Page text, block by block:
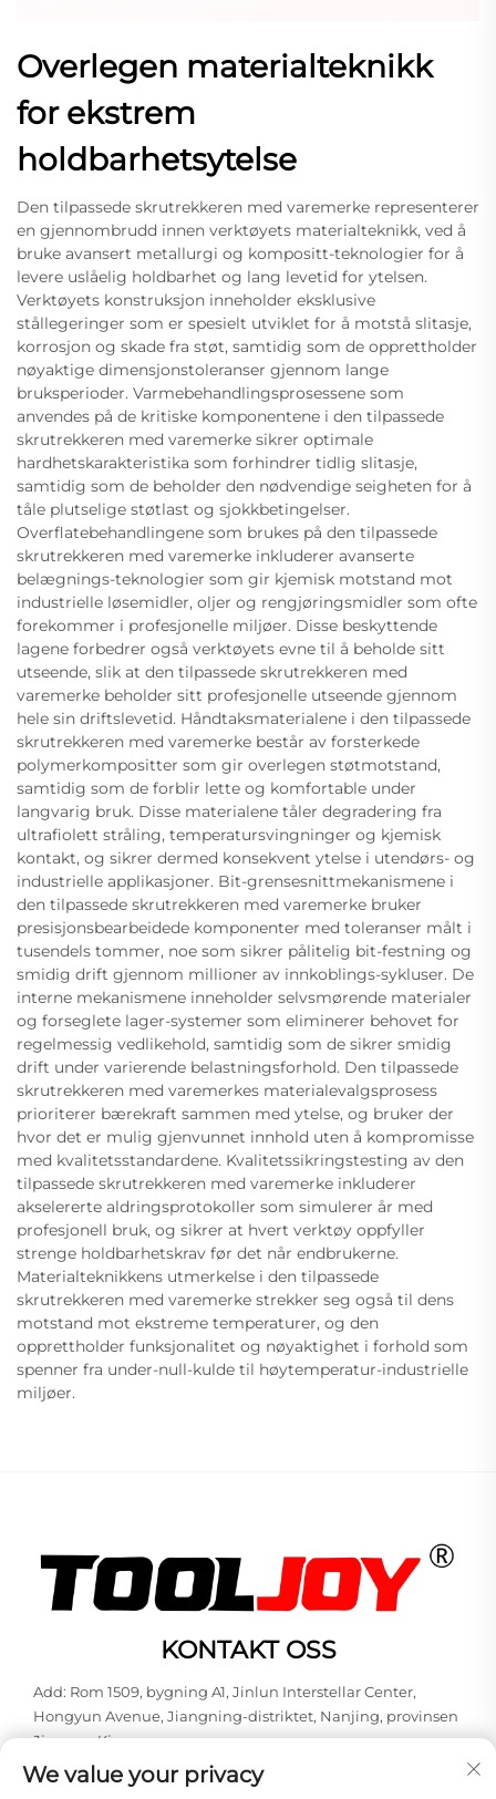
Overlegen materialteknikk
for ekstrem
holdbarhetsytelse
Den tilpassede skrutrekkeren med varemerke representerer
en gjennombrudd innen verktøyets materialteknikk, ved å
bruke avansert metallurgi og kompositt-teknologier for å
levere uslåelig holdbarhet og lang levetid for ytelsen.
Verktøyets konstruksjon inneholder eksklusive
stållegeringer som er spesielt utviklet for å motstå slitasje,
korrosjon og skade fra støt, samtidig som de opprettholder
nøyaktige dimensjonstoleranser gjennom lange
bruksperioder. Varmebehandlingsprosessene som
anvendes på de kritiske komponentene i den tilpassede
skrutrekkeren med varemerke sikrer optimale
hardhetskarakteristika som forhindrer tidlig slitasje,
samtidig som de beholder den nødvendige seigheten for å
tåle plutselige støtlast og sjokkbetingelser.
Overflatebehandlingene som brukes på den tilpassede
skrutrekkeren med varemerke inkluderer avanserte
belægnings-teknologier som gir kjemisk motstand mot
industrielle løsemidler, oljer og rengjøringsmidler som ofte
forekommer i profesjonelle miljøer. Disse beskyttende
lagene forbedrer også verktøyets evne til å beholde sitt
utseende, slik at den tilpassede skrutrekkeren med
varemerke beholder sitt profesjonelle utseende gjennom
hele sin driftslevetid. Håndtaksmaterialene i den tilpassede
skrutrekkeren med varemerke består av forsterkede
polymerkompositter som gir overlegen støtmotstand,
samtidig som de forblir lette og komfortable under
langvarig bruk. Disse materialene tåler degradering fra
ultrafiolett stråling, temperatursvingninger og kjemisk
kontakt, og sikrer dermed konsekvent ytelse i utendørs- og
industrielle applikasjoner. Bit-grensesnittmekanismene i
den tilpassede skrutrekkeren med varemerke bruker
presisjonsbearbeidede komponenter med toleranser målt i
tusendels tommer, noe som sikrer pålitelig bit-festning og
smidig drift gjennom millioner av innkoblings-sykluser. De
interne mekanismene inneholder selvsmørende materialer
og forseglete lager-systemer som eliminerer behovet for
regelmessig vedlikehold, samtidig som de sikrer smidig
drift under varierende belastningsforhold. Den tilpassede
skrutrekkeren med varemerkes materialevalgsprosess
prioriterer bærekraft sammen med ytelse, og bruker der
hvor det er mulig gjenvunnet innhold uten å kompromisse
med kvalitetsstandardene. Kvalitetssikringstesting av den
tilpassede skrutrekkeren med varemerke inkluderer
akselererte aldringsprotokoller som simulerer år med
profesjonell bruk, og sikrer at hvert verktøy oppfyller
strenge holdbarhetskrav før det når endbrukerne.
Materialteknikkens utmerkelse i den tilpassede
skrutrekkeren med varemerke strekker seg også til dens
motstand mot ekstreme temperaturer, og den
opprettholder funksjonalitet og nøyaktighet i forhold som
spenner fra under-null-kulde til høytemperatur-industrielle
miljøer.
KONTAKT OSS
Add: Rom 1509, bygning A1, Jinlun Interstellar Center,
Hongyun Avenue, Jiangning-distriktet, Nanjing, provinsen
Jiangsu, Kina
Tlf:+86-13851848144
We value your privacy